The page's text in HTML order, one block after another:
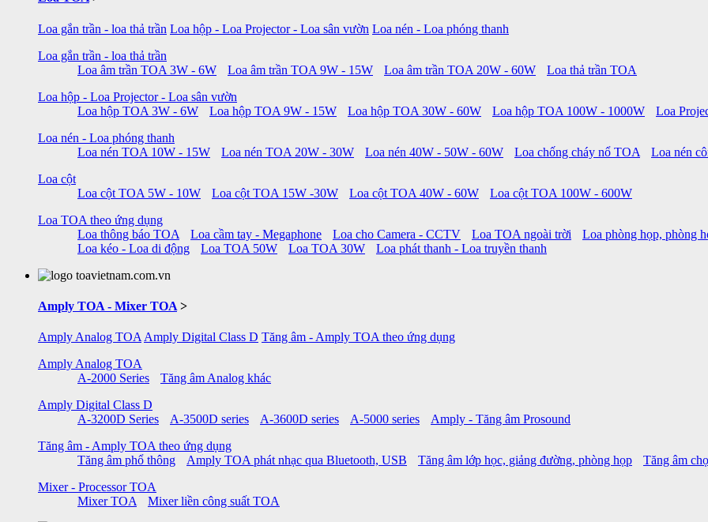
Loa gắn trần - loa thả trần Loa hộp - Loa Projector - Loa sân vườn Loa nén - Loa phóng thanh
Loa gắn trần - loa thả trần
Loa âm trần TOA 3W - 6W
Loa âm trần TOA 9W - 15W Loa âm trần TOA 20W - 60W
Loa thả trần TOA
Loa hộp - Loa Projector - Loa sân vườn
Loa hộp TOA 3W - 6W
Loa hộp TOA 9W - 15W Loa hộp TOA 30W - 60W Loa hộp TOA 100W - 1000W Loa
Loa nén - Loa phóng thanh
Loa nén TOA 10W - 15W
Loa nén TOA 20W - 30W Loa nén 40W - 50W - 60W Loa chống cháy nổ TOA
Loa nén
Loa cột
Loa cột TOA 5W - 10W
Loa cột TOA 15W -30W Loa cột TOA 40W - 60W
Loa cột TOA 100W - 600W
Loa TOA theo ứng dụng
Loa thông báo TOA
Loa cầm tay - Megaphone Loa cho Camera - CCTV Loa TOA ngoài trời Loa phòng họp, phòng
Loa kéo - Loa di động
Loa TOA 50W Loa TOA 30W Loa phát thanh - Loa truyền thanh
Amply TOA - Mixer TOA >
Amply Analog TOA Amply Digital Class D Tăng âm - Amply TOA theo ứng dụng
Amply Analog TOA
A-2000 Series
Tăng âm Analog khác
Amply Digital Class D
A-3200D Series
A-3500D series A-3600D series A-5000 series
Amply - Tăng âm Prosound
Tăng âm - Amply TOA theo ứng dụng
Tăng âm phổ thông
Amply TOA phát nhạc qua Bluetooth, USB Tăng âm lớp học, giảng đường, phòng họp Tăng âm
Mixer - Processor TOA
Mixer TOA
Mixer liền công suất TOA